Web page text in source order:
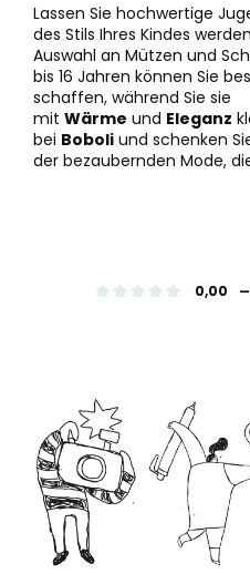
Lassen Sie hochwertige
des Stils Ihres Kindes
Auswahl an Mützen und
bis 16 Jahren können Sie
schaffen, während Sie sie
mit Wärme und Eleganz
bei Boboli und schenken
der bezaubernden Mode,
0,00 -